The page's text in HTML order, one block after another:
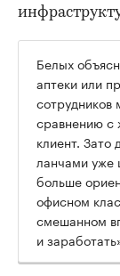
Белых
аптеки или
сотрудников
сравнению с
клиент. Зато
ланчами уже
больше
офисном
смешанном
и